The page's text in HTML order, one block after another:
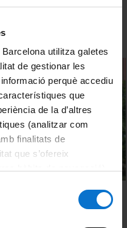
utilitza galetes
de gestionar les
perquè accediu
que
de la d’altres
(analitzar com
finalitats de
que s’ofereix
del lloc web de la
de Neurogenètica
UB